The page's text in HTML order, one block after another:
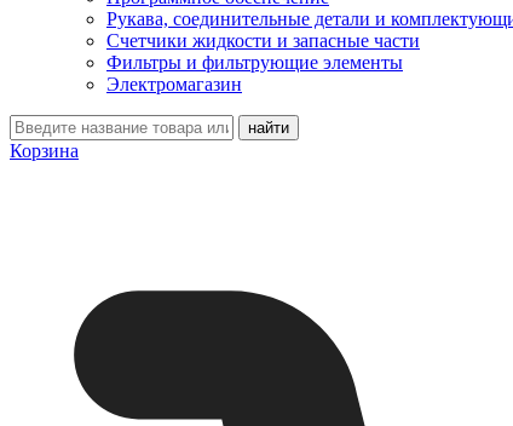
Рукава, соединительные детали и
Счетчики жидкости и запасные части
Фильтры и фильтрующие элементы
Электромагазин
Корзина